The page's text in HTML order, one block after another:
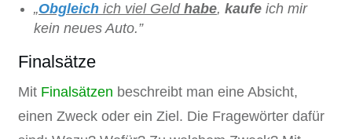
„Obgleich ich viel Geld habe, kaufe ich mir
kein neues Auto.”
Finalsätze
Mit Finalsätzen beschreibt man eine Absicht,
einen Zweck oder ein Ziel. Die Fragewörter dafür